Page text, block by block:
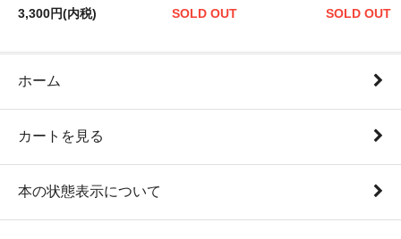
3,300円(内税)
SOLD OUT
SOLD OUT
ホーム
カートを見る
本の状態表示について